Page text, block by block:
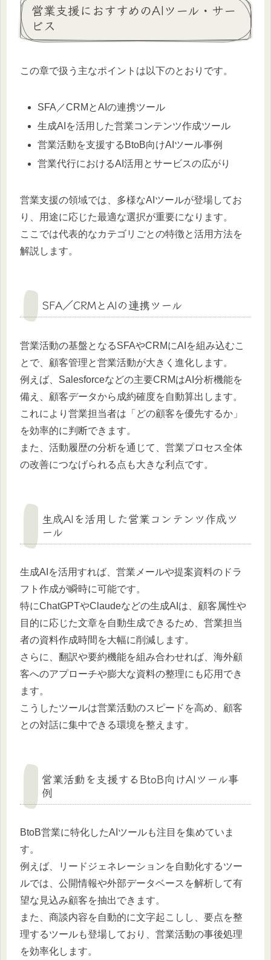
営業支援におすすめのAIツール・サー
ビス
この章で扱う主なポイントは以下のとおりです。
SFA／CRMとAIの連携ツール
生成AIを活用した営業コンテンツ作成ツール
営業活動を支援するBtoB向けAIツール事例
営業代行におけるAI活用とサービスの広がり
営業支援の領域では、多様なAIツールが登場してお
り、用途に応じた最適な選択が重要になります。
ここでは代表的なカテゴリごとの特徴と活用方法を
解説します。
SFA／CRMとAIの連携ツール
営業活動の基盤となるSFAやCRMにAIを組み込むこ
とで、顧客管理と営業活動が大きく進化します。
例えば、Salesforceなどの主要CRMはAI分析機能を
備え、顧客データから成約確度を自動算出します。
これにより営業担当者は「どの顧客を優先するか」
を効率的に判断できます。
また、活動履歴の分析を通じて、営業プロセス全体
の改善につなげられる点も大きな利点です。
生成AIを活用した営業コンテンツ作成ツ
ール
生成AIを活用すれば、営業メールや提案資料のドラ
フト作成が瞬時に可能です。
特にChatGPTやClaudeなどの生成AIは、顧客属性や
目的に応じた文章を自動生成できるため、営業担当
者の資料作成時間を大幅に削減します。
さらに、翻訳や要約機能を組み合わせれば、海外顧
客へのアプローチや膨大な資料の整理にも応用でき
ます。
こうしたツールは営業活動のスピードを高め、顧客
との対話に集中できる環境を整えます。
営業活動を支援するBtoB向けAIツール事
例
BtoB営業に特化したAIツールも注目を集めていま
す。
例えば、リードジェネレーションを自動化するツー
ルでは、公開情報や外部データベースを解析して有
望な見込み顧客を抽出できます。
また、商談内容を自動的に文字起こしし、要点を整
理するツールも登場しており、営業活動の事後処理
を効率化します。